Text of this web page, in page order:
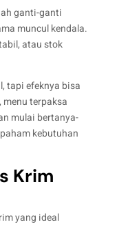
ganti-ganti
muncul kendala.
atau stok
tapi efeknya bisa
terpaksa
mulai bertanya-
kebutuhan
Krim
yang ideal